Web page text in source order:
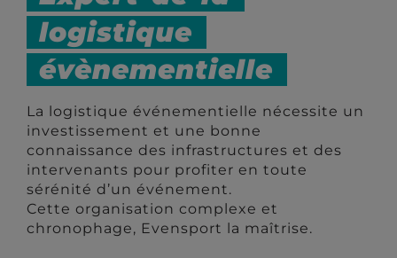
logistique
évènementielle
La logistique événementielle nécessite un
investissement et une bonne
connaissance des infrastructures et des
intervenants pour profiter en toute
sérénité d’un événement.
Cette organisation complexe et
chronophage, Evensport la maîtrise.